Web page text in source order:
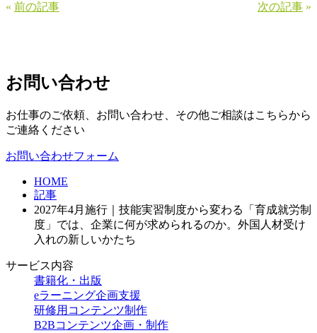
« 前の記事 次の記事 »
お問い合わせ
お仕事のご依頼、お問い合わせ、その他ご相談はこちらから
ご連絡ください
お問い合わせフォーム
HOME
記事
2027年4月施行｜技能実習制度から変わる「育成就労制
度」では、企業に何が求められるのか。外国人材受け
入れの新しいかたち
サービス内容
書籍化・出版
eラーニング企画支援
研修用コンテンツ制作
B2Bコンテンツ企画・制作